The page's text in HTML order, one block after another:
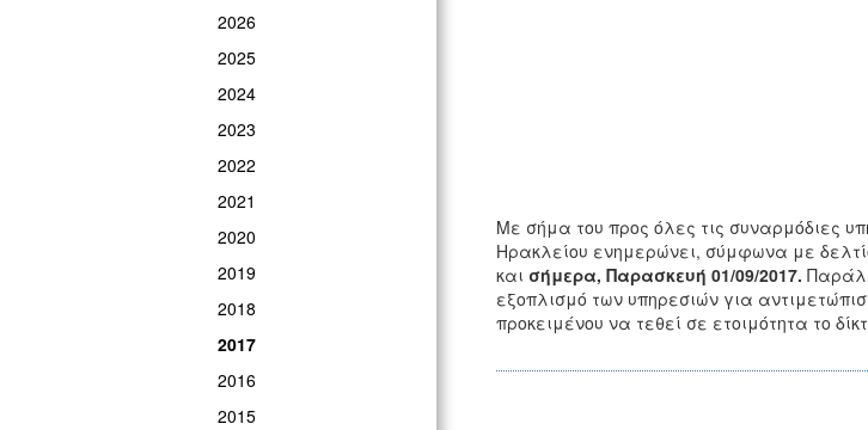
2026
2025
2024
2023
2022
2021
2020
2019
2018
2017
2016
2015
Με σήμα του προς όλες τις συναρμόδιες
Ηρακλείου ενημερώνει, σύμφωνα με
και σήμερα, Παρασκευή 01/09/2017.
εξοπλισμό των υπηρεσιών για
προκειμένου να τεθεί σε ετοιμότητα το